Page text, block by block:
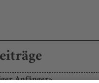
Anfänger»